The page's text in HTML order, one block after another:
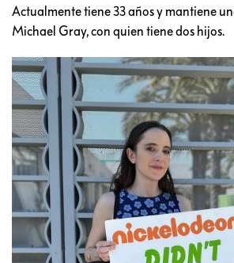
Actualmente tiene 33 años y mantiene
Michael Gray, con quien tiene dos hijos.